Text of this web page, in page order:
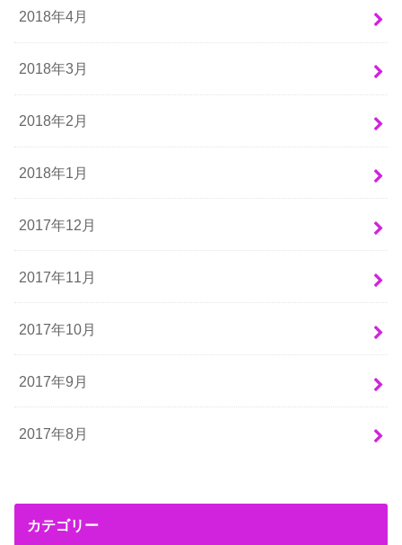
2018年4月
2018年3月
2018年2月
2018年1月
2017年12月
2017年11月
2017年10月
2017年9月
2017年8月
カテゴリー